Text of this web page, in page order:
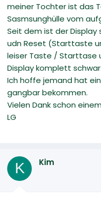
meiner Tochter ist das
Sasmsunghülle vom
Seit dem ist der Display
udn Reset (Starttaste
leiser Taste / Starttase
Display komplett
Ich hoffe jemand hat
gangbar bekommen.
Vielen Dank schon
LG
K Kim